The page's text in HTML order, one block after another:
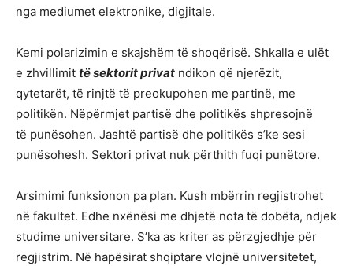
nga mediumet elektronike, digjitale.
Kemi polarizimin e skajshëm të shoqërisë. Shkalla e ulët
e zhvillimit të sektorit privat ndikon që njerëzit,
qytetarët, të rinjtë të preokupohen me partinë, me
politikën. Nëpërmjet partisë dhe politikës shpresojnë
të punësohen. Jashtë partisë dhe politikës s’ke sesi
punësohesh. Sektori privat nuk përthith fuqi punëtore.
Arsimimi funksionon pa plan. Kush mbërrin regjistrohet
në fakultet. Edhe nxënësi me dhjetë nota të dobëta, ndjek
studime universitare. S’ka as kriter as përzgjedhje për
regjistrim. Në hapësirat shqiptare vlojnë universitetet,